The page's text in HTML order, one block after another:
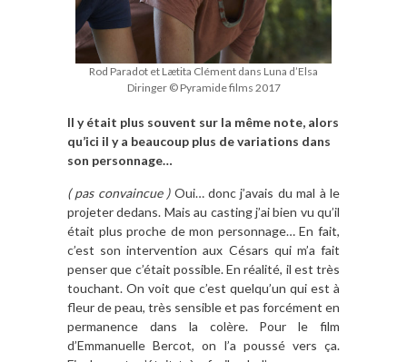
Rod Paradot et Lætita Clément dans Luna d’Elsa
Diringer © Pyramide films 2017
Il y était plus souvent sur la même note, alors
qu’ici il y a beaucoup plus de variations dans
son personnage…
( pas convaincue ) Oui… donc j’avais du mal à le
projeter dedans. Mais au casting j’ai bien vu qu’il
était plus proche de mon personnage… En fait,
c’est son intervention aux Césars qui m’a fait
penser que c’était possible. En réalité, il est très
touchant. On voit que c’est quelqu’un qui est à
fleur de peau, très sensible et pas forcément en
permanence dans la colère. Pour le film
d’Emmanuelle Bercot, on l’a poussé vers ça.